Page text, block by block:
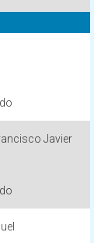
Javier